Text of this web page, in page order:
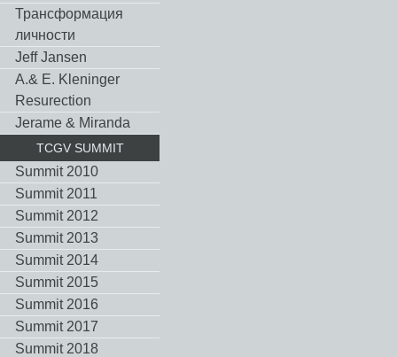
Трансформация
личности
Jeff Jansen
A.& E. Kleninger
Resurection
Jerame & Miranda
TCGV SUMMIT
Summit 2010
Summit 2011
Summit 2012
Summit 2013
Summit 2014
Summit 2015
Summit 2016
Summit 2017
Summit 2018